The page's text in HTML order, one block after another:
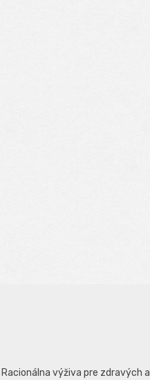
Racionálna výživa pre zdravých a